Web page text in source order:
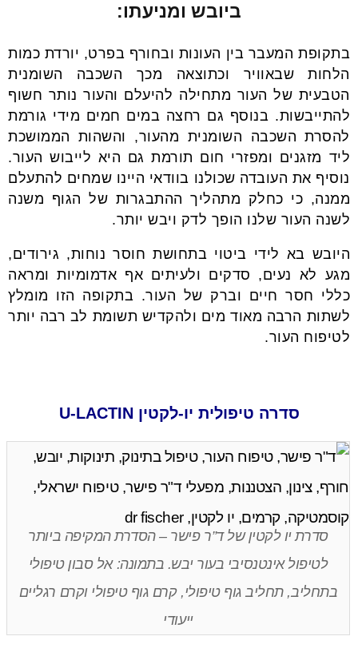
ביובש ומניעתו:
בתקופת המעבר בין העונות ובחורף בפרט, יורדת כמות
הלחות שבאוויר וכתוצאה מכך השכבה השומנית
הטבעית של העור מתחילה להיעלם והעור נותר חשוף
להתייבשות. בנוסף גם רחצה במים חמים מידי גורמת
להסרת השכבה השומנית מהעור, והשהות הממושכת
ליד מזגנים ומפזרי חום תורמת גם היא לייבוש העור.
נוסיף את העובדה שכולנו בוודאי היינו שמחים להתעלם
ממנה, כי כחלק מתהליך ההתבגרות של הגוף משנה
לשנה העור שלנו הופך לדק ויבש יותר.
היובש בא לידי ביטוי בתחושת חוסר נוחות, גירודים,
מגע לא נעים, סדקים ולעיתים אף אדמומיות ומראה
כללי חסר חיים וברק של העור. בתקופה הזו מומלץ
לשתות הרבה מאוד מים ולהקדיש תשומת לב רבה יותר
לטיפוח העור.
סדרה טיפולית יו-לקטין U-LACTIN
סדרת יו לקטין של ד”ר פישר – הסדרת המקיפה ביותר
לטיפול אינטנסיבי בעור יבש. בתמונה: אל סבון טיפולי
בתחליב, תחליב גוף טיפולי, קרם גוף טיפולי וקרם רגליים
ייעודי